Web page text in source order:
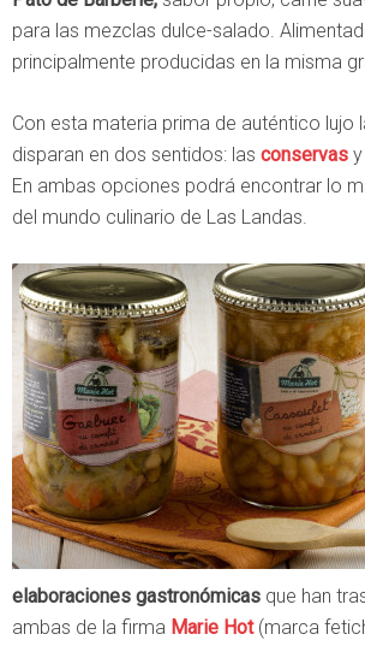
para las mezclas dulce-salado.
principalmente producidas en la misma
Con esta materia prima de auténtico lujo
disparan en dos sentidos: las conservas y
En ambas opciones podrá encontrar lo
del mundo culinario de Las Landas.
elaboraciones gastronómicas que han
ambas de la firma Marie Hot(marca